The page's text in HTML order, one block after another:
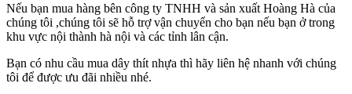
Nếu bạn mua hàng bên công ty TNHH và sản xuất Hoàng Hà của
chúng tôi ,chúng tôi sẽ hỗ trợ vận chuyển cho bạn nếu bạn ở trong
khu vực nội thành hà nội và các tỉnh lân cận.
Bạn có nhu cầu mua dây thít nhựa thì hãy liên hệ nhanh với chúng
tôi để được ưu đãi nhiều nhé.